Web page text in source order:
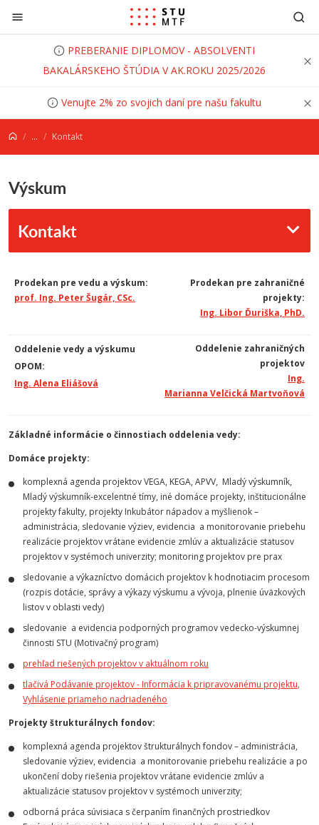
Prejsť na obsah
PREBERANIE DIPLOMOV - ABSOLVENTI
BAKALÁRSKEHO ŠTÚDIA V AK.ROKU 2025/2026
Venujte 2% zo svojich daní pre našu fakultu
... Kontakt
Výskum
Kontakt
Prodekan pre vedu a výskum:
prof. Ing. Peter Šugár, CSc.
Prodekan pre zahraničné
projekty:
Ing. Libor Ďuriška, PhD.
Oddelenie vedy a výskumu
OPOM:
Ing. Alena Eliášová
Oddelenie zahraničných
projektov
Ing.
Marianna Velčická Martvoňová
Základné informácie o činnostiach oddelenia vedy:
Domáce projekty:
komplexná agenda projektov VEGA, KEGA, APVV, Mladý výskumník,
Mladý výskumník-excelentné tímy, iné domáce projekty, inštitucionálne
projekty fakulty, projekty Inkubátor nápadov a myšlienok–
administrácia, sledovanie výziev, evidencia a monitorovanie priebehu
realizácie projektov vrátane evidencie zmlúv a aktualizácie statusov
projektov v systémoch univerzity; monitoring projektov pre prax
sledovanie a výkazníctvo domácich projektov k hodnotiacim procesom
(rozpis dotácie, správy a výkazy výskumu a vývoja, plnenie úväzkových
listov v oblasti vedy)
sledovanie a evidencia podporných programov vedecko-výskumnej
činnosti STU (Motivačný program)
prehľad riešených projektov v aktuálnom roku
tlačivá Podávanie projektov - Informácia k pripravovanému projektu,
Vyhlásenie priameho nadriadeného
Projekty štrukturálnych fondov:
komplexná agenda projektov štrukturálnych fondov – administrácia,
sledovanie výziev, evidencia a monitorovanie priebehu realizácie a po
ukončení doby riešenia projektov vrátane evidencie zmlúv a
aktualizácie statusov projektov v systémoch univerzity;
odborná práca súvisiaca s čerpaním finančných prostriedkov